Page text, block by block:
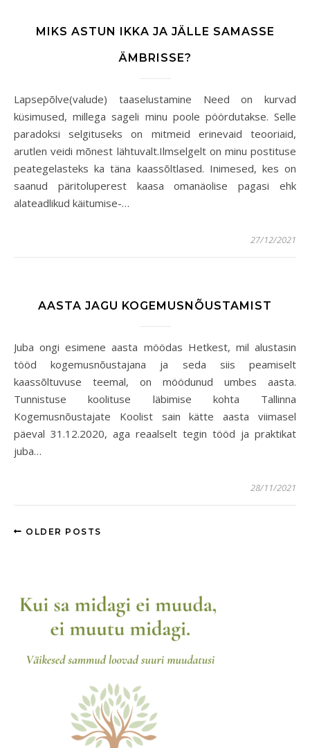
MIKS ASTUN IKKA JA JÄLLE SAMASSE
ÄMBRISSE?
Lapsepõlve(valude) taaselustamine Need on kurvad
küsimused, millega sageli minu poole pöördutakse. Selle
paradoksi selgituseks on mitmeid erinevaid teooriaid,
arutlen veidi mõnest lähtuvalt.Ilmselgelt on minu postituse
peategelasteks ka täna kaassõltlased. Inimesed, kes on
saanud päritoluperest kaasa omanäolise pagasi ehk
alateadlikud käitumise-…
27/12/2021
AASTA JAGU KOGEMUSNÕUSTAMIST
Juba ongi esimene aasta möödas Hetkest, mil alustasin
tööd kogemusnõustajana ja seda siis peamiselt
kaassõltuvuse teemal, on möödunud umbes aasta.
Tunnistuse koolituse läbimise kohta Tallinna
Kogemusnõustajate Koolist sain kätte aasta viimasel
päeval 31.12.2020, aga reaalselt tegin tööd ja praktikat
juba…
28/11/2021
OLDER POSTS